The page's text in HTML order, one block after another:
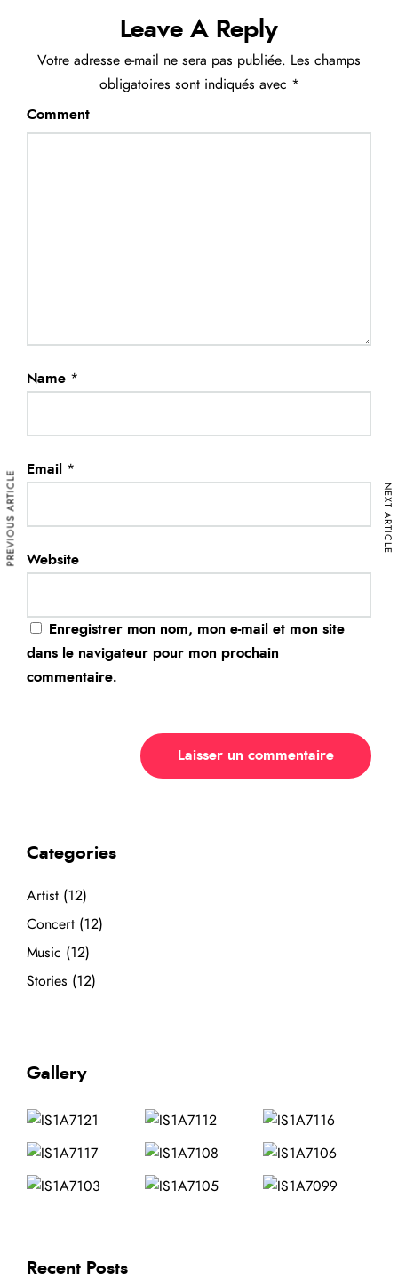
Leave A Reply
Votre adresse e-mail ne sera pas publiée. Les champs
obligatoires sont indiqués avec *
Comment
Name *
Email *
Website
Enregistrer mon nom, mon e-mail et mon site
dans le navigateur pour mon prochain
commentaire.
PREVIOUS ARTICLE NEXT ARTICLE
Categories
Artist (12)
Concert (12)
Music (12)
Stories (12)
Gallery
Recent Posts